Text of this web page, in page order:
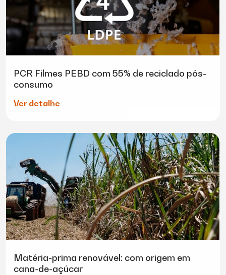
PCR Filmes PEBD com 55% de reciclado pós-
consumo
Ver detalhe
Matéria-prima renovável: com origem em
cana-de-açúcar